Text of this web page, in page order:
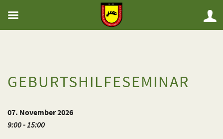
GEBURTSHILFESEMINAR
07. November 2026
9:00 - 15:00